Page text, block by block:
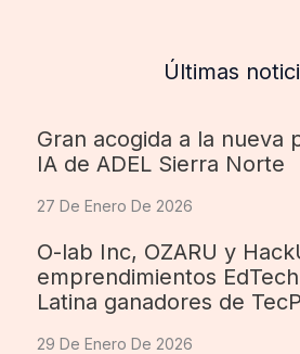
Últimas
Gran acogida a la nueva
IA de ADEL Sierra Norte
27 De Enero De 2026
O-lab Inc, OZARU y
emprendimientos
Latina ganadores de
29 De Enero De 2026